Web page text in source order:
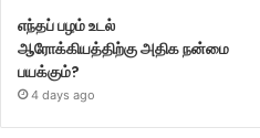
எந்தப் பழம் உடல்
ஆரோக்கியத்திற்கு அதிக நன்மை
பயக்கும்?
4 days ago